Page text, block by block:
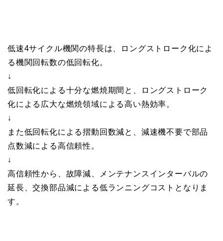
低速4サイクル機関の特長は、ロングストローク化によ
る機関回転数の低回転化。
↓
低回転化による十分な燃焼期間と、ロングストローク
化による広大な燃焼領域による高い熱効率。
↓
また低回転化による摺動回数減と、減速機不要で部品
点数減による高信頼性。
↓
高信頼性から、故障減、メンテナンスインターバルの
延長、交換部品減による低ランニングコストとなりま
す。